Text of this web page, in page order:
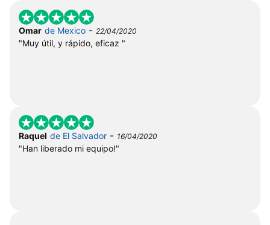
Omar de Mexico - 22/04/2020
"Muy útil, y rápido, eficaz "
Raquel de El Salvador - 16/04/2020
"Han liberado mi equipo!"